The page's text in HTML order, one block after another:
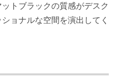
トブラックの質感がデスク
ョナルな空間を演出してく